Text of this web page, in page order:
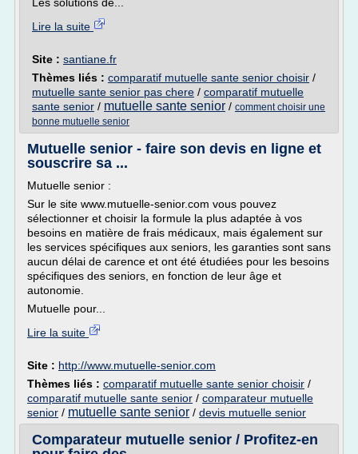
Lire la suite
Site : santiane.fr
Thèmes liés : comparatif mutuelle sante senior choisir /
mutuelle sante senior pas chere / comparatif mutuelle
sante senior / mutuelle sante senior / comment choisir une
bonne mutuelle senior
Mutuelle senior - faire son devis en ligne et
souscrire sa ...
Mutuelle senior :
Sur le site www.mutuelle-senior.com vous pouvez
sélectionner et choisir la formule la plus adaptée à vos
besoins en matière de frais médicaux, mais également sur
les services spécifiques aux seniors, les garanties sont sans
aucun délai de carence et ont été étudiées pour les besoins
spécifiques des seniors, en fonction de leur âge et
autonomie.
Mutuelle pour...
Lire la suite
Site : http://www.mutuelle-senior.com
Thèmes liés : comparatif mutuelle sante senior choisir /
comparatif mutuelle sante senior / comparateur mutuelle
senior / mutuelle sante senior / devis mutuelle senior
Comparateur mutuelle senior / Profitez-en